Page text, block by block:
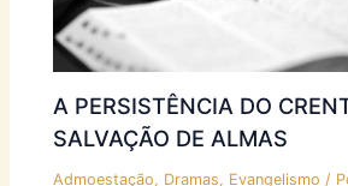
A PERSISTÊNCIA DO
SALVAÇÃO DE ALMAS
Admoestação, Dramas, Evangelismo /